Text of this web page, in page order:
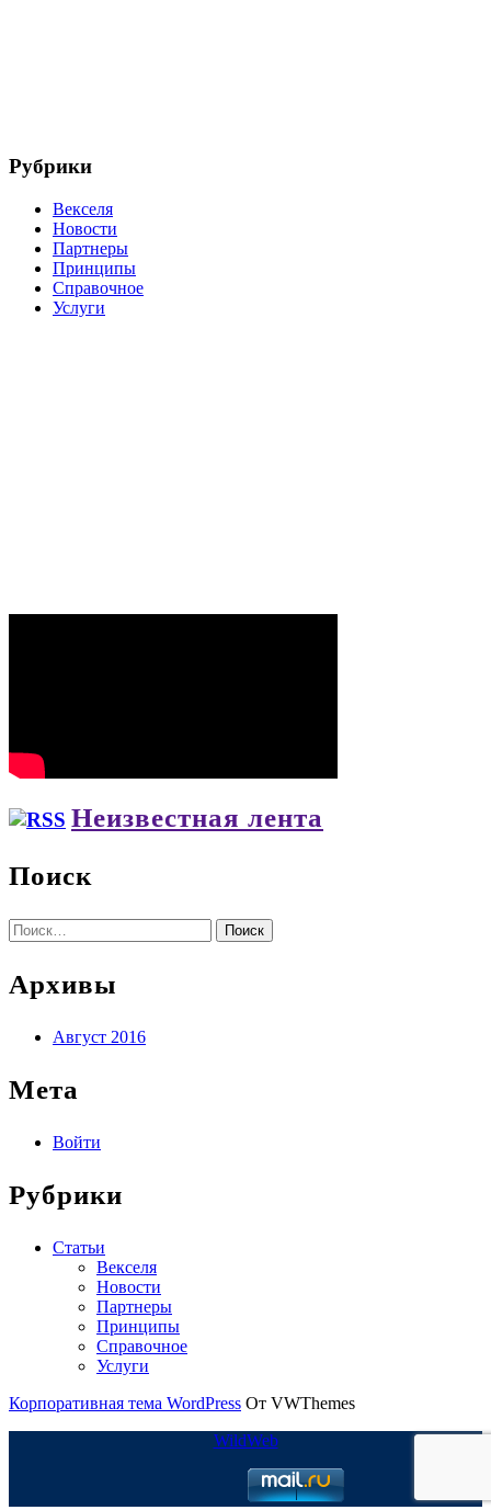
Рубрики
Векселя
Новости
Партнеры
Принципы
Справочное
Услуги
Неизвестная лента
Поиск
Найти:
Архивы
Август 2016
Мета
Войти
Рубрики
Статьи
Векселя
Новости
Партнеры
Принципы
Справочное
Услуги
Корпоративная тема WordPress От VWThemes
WildWeb